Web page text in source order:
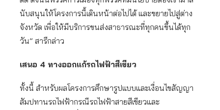
นับสนุนให้โครงการนี้เดินหน้าต่อไปได้ และขยายไปสู่ต่าง
จังหวัด เพื่อให้มีบริการขนส่งสาธารณะที่ทุกคนขึ้นได้ทุก
วัน” สารีกล่าว
เสนอ 4 ทางออกแก้รถไฟฟ้าสีเขียว
ทั้งนี้ สำหรับผลโครงการศึกษารูปแบบและเงื่อนไขสัญญา
สัมปทานรถไฟฟ้ากรณีรถไฟฟ้าสายสีเขียวและ